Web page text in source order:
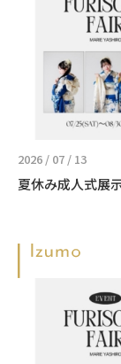
2026 / 07 / 13
夏休み成人式展